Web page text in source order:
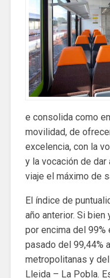
e consolida como
movilidad, de
excelencia, con la
y la vocación de
viaje el máximo de
El índice de
año anterior. Si bien
por encima del 99%
pasado del 99,44%
metropolitanas y
Lleida – La Pobla.